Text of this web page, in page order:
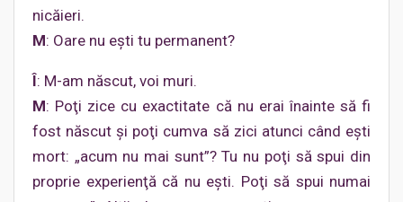
nicăieri.
M: Oare nu eşti tu permanent?
Î: M-am născut, voi muri.
M: Poţi zice cu exactitate că nu erai înainte să fi
fost născut şi poţi cumva să zici atunci când eşti
mort: „acum nu mai sunt”? Tu nu poţi să spui din
proprie experienţă că nu eşti. Poţi să spui numai